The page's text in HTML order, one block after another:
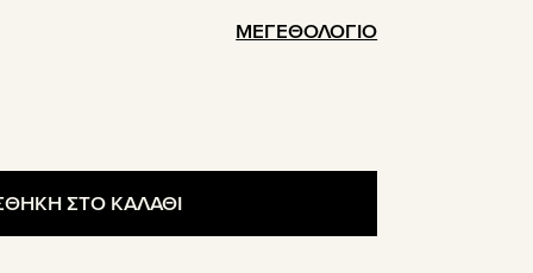
ΜΕΓΕΘΟΛΟΓΙΟ
ΣΤΟ ΚΑΛΑΘΙ